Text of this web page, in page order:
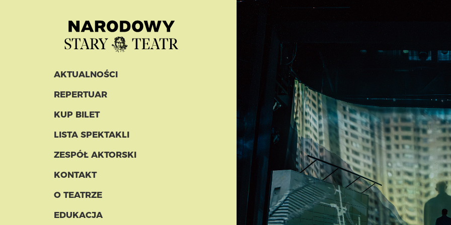
AKTUALNOŚCI
REPERTUAR
KUP BILET
LISTA SPEKTAKLI
ZESPÓŁ AKTORSKI
KONTAKT
O TEATRZE
EDUKACJA